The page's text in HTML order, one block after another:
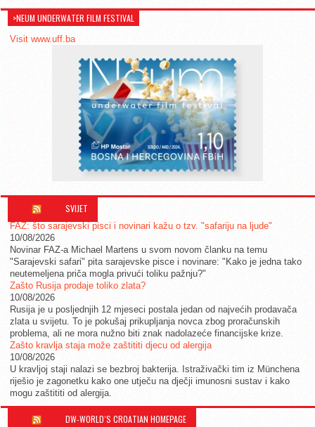
>NEUM UNDERWATER FILM FESTIVAL
Visit www.uff.ba
SVIJET
FAZ: što sarajevski pisci i novinari kažu o tzv. "safariju na ljude"
10/08/2026
Novinar FAZ-a Michael Martens u svom novom članku na temu
"Sarajevski safari" pita sarajevske pisce i novinare: "Kako je jedna tako
neutemeljena priča mogla privući toliku pažnju?"
Zašto Rusija prodaje toliko zlata?
10/08/2026
Rusija je u posljednjih 12 mjeseci postala jedan od najvećih prodavača
zlata u svijetu. To je pokušaj prikupljanja novca zbog proračunskih
problema, ali ne mora nužno biti znak nadolazeće financijske krize.
Zašto kravlja staja može zaštititi djecu od alergija
10/08/2026
U kravljoj staji nalazi se bezbroj bakterija. Istraživački tim iz Münchena
riješio je zagonetku kako one utječu na dječji imunosni sustav i kako
mogu zaštititi od alergija.
DW-WORLD´S CROATIAN HOMEPAGE